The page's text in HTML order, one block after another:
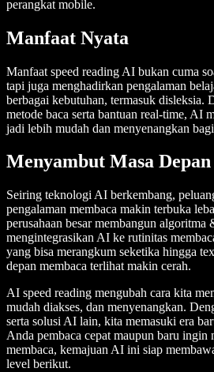
perangkat mobile.
Manfaat Nyata
Manfaat speed reading AI bukan cuma
tapi juga menghadirkan pengalaman
berbagai kebutuhan, termasuk disleksia.
metode baca serta bantuan real-time, AI
jadi lebih mudah dan menyenangkan
Menyambut Masa Depan
Seiring teknologi AI berkembang,
pengalaman membaca makin terbuka
perusahaan besar membangun algoritma
mengintegrasikan AI ke rutinitas
yang bisa merangkum seketika hingga
depan membaca terlihat makin cerah.
AI speed reading mengubah cara kita
mudah diakses, dan menyenangkan.
serta solusi AI lain, kita memasuki era
Anda pembaca cepat maupun baru ingin
membaca, kemajuan AI ini siap
level berikut.